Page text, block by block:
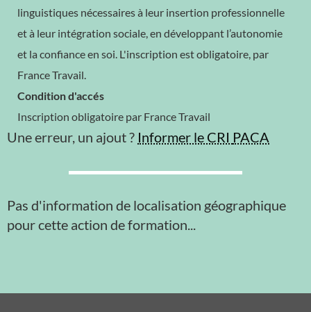
linguistiques nécessaires à leur insertion professionnelle
et à leur intégration sociale, en développant l’autonomie
et la confiance en soi. L'inscription est obligatoire, par
France Travail.
Condition d'accés
Inscription obligatoire par France Travail
Une erreur, un ajout ? Informer le CRI PACA
Pas d'information de localisation géographique
pour cette action de formation...